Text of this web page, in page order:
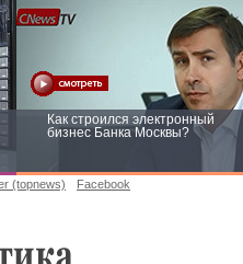
Как строился электронный
бизнес Банка Москвы?
(topnews) Facebook